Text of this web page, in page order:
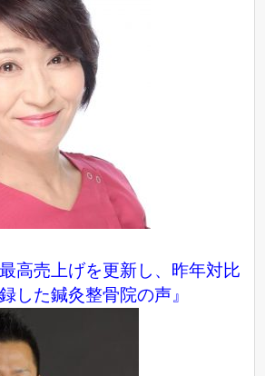
高売上げを更新し、昨年対比
した鍼灸整骨院の声』